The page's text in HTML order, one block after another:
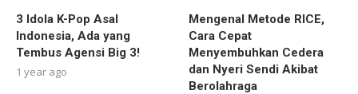
3 Idola K-Pop Asal
Indonesia, Ada yang
Tembus Agensi Big 3!
1 year ago
Mengenal Metode RICE,
Cara Cepat
Menyembuhkan Cedera
dan Nyeri Sendi Akibat
Berolahraga